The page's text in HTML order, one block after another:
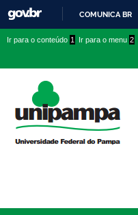
COMUNICA BR
conteúdo
menu
superior
menu
Ir para o conteúdo 1 Ir para o menu 2